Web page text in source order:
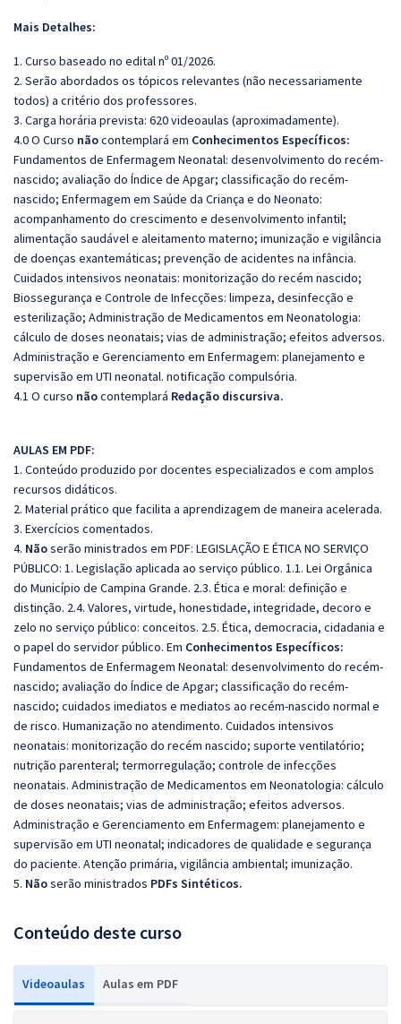
Mais Detalhes:
1. Curso baseado no edital nº 01/2026.
2. Serão abordados os tópicos relevantes (não necessariamente
todos) a critério dos professores.
3. Carga horária prevista: 620 videoaulas (aproximadamente).
4.0 O Curso nãocontemplará em Conhecimentos Específicos:
Fundamentos de Enfermagem Neonatal: desenvolvimento do recém-
nascido; avaliação do Índice de Apgar; classificação do recém-
nascido; Enfermagem em Saúde da Criança e do Neonato:
acompanhamento do crescimento e desenvolvimento infantil;
alimentação saudável e aleitamento materno; imunização e vigilância
de doenças exantemáticas; prevenção de acidentes na infância.
Cuidados intensivos neonatais: monitorização do recém nascido;
Biossegurança e Controle de Infecções: limpeza, desinfecção e
esterilização; Administração de Medicamentos em Neonatologia:
cálculo de doses neonatais; vias de administração; efeitos adversos.
Administração e Gerenciamento em Enfermagem: planejamento e
supervisão em UTI neonatal. notificação compulsória.
4.1 O curso nãocontemplará Redação discursiva.
AULAS EM PDF:
1. Conteúdo produzido por docentes especializados e com amplos
recursos didáticos.
2. Material prático que facilita a aprendizagem de maneira acelerada.
3. Exercícios comentados.
4. Nãoserão ministrados em PDF: LEGISLAÇÃO E ÉTICA NO SERVIÇO
PÚBLICO: 1. Legislação aplicada ao serviço público. 1.1. Lei Orgânica
do Município de Campina Grande. 2.3. Ética e moral: definição e
distinção. 2.4. Valores, virtude, honestidade, integridade, decoro e
zelo no serviço público: conceitos. 2.5. Ética, democracia, cidadania e
o papel do servidor público. Em Conhecimentos Específicos:
Fundamentos de Enfermagem Neonatal: desenvolvimento do recém-
nascido; avaliação do Índice de Apgar; classificação do recém-
nascido; cuidados imediatos e mediatos ao recém-nascido normal e
de risco. Humanização no atendimento. Cuidados intensivos
neonatais: monitorização do recém nascido; suporte ventilatório;
nutrição parenteral; termorregulação; controle de infecções
neonatais. Administração de Medicamentos em Neonatologia: cálculo
de doses neonatais; vias de administração; efeitos adversos.
Administração e Gerenciamento em Enfermagem: planejamento e
supervisão em UTI neonatal; indicadores de qualidade e segurança
do paciente. Atenção primária, vigilância ambiental; imunização.
5. Nãoserão ministrados PDFs Sintéticos.
Conteúdo deste curso
Videoaulas Aulas em PDF